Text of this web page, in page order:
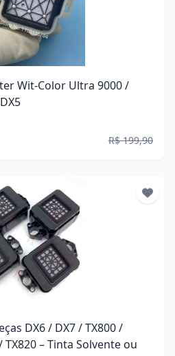
Wit-Color Ultra 9000 /
R$ 199,90
DX6 / DX7 / TX800 /
TX820 – Tinta Solvente ou